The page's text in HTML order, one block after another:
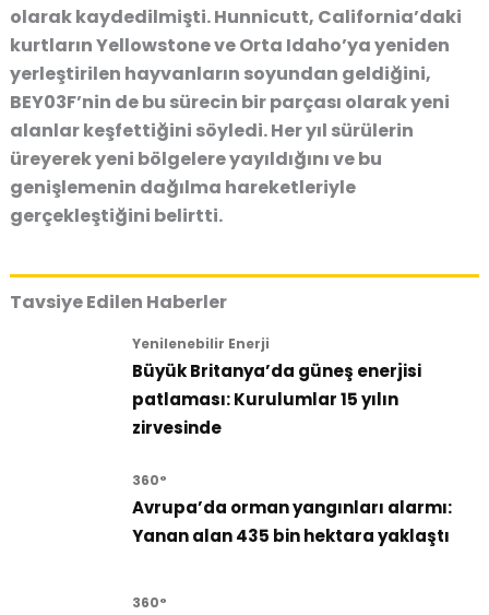
olarak kaydedilmişti. Hunnicutt, California’daki
kurtların Yellowstone ve Orta Idaho’ya yeniden
yerleştirilen hayvanların soyundan geldiğini,
BEY03F’nin de bu sürecin bir parçası olarak yeni
alanlar keşfettiğini söyledi. Her yıl sürülerin
üreyerek yeni bölgelere yayıldığını ve bu
genişlemenin dağılma hareketleriyle
gerçekleştiğini belirtti.
Tavsiye Edilen Haberler
Yenilenebilir Enerji
Büyük Britanya’da güneş enerjisi
patlaması: Kurulumlar 15 yılın
zirvesinde
360°
Avrupa’da orman yangınları alarmı:
Yanan alan 435 bin hektara yaklaştı
360°